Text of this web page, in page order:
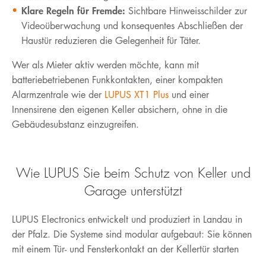
Klare Regeln für Fremde: Sichtbare Hinweisschilder zur
Videoüberwachung und konsequentes Abschließen der
Haustür reduzieren die Gelegenheit für Täter.
Wer als Mieter aktiv werden möchte, kann mit
batteriebetriebenen Funkkontakten, einer kompakten
Alarmzentrale wie der LUPUS XT1 Plus und einer
Innensirene den eigenen Keller absichern, ohne in die
Gebäudesubstanz einzugreifen.
Wie LUPUS Sie beim Schutz von Keller und
Garage unterstützt
LUPUS Electronics entwickelt und produziert in Landau in
der Pfalz. Die Systeme sind modular aufgebaut: Sie können
mit einem Tür- und Fensterkontakt an der Kellertür starten